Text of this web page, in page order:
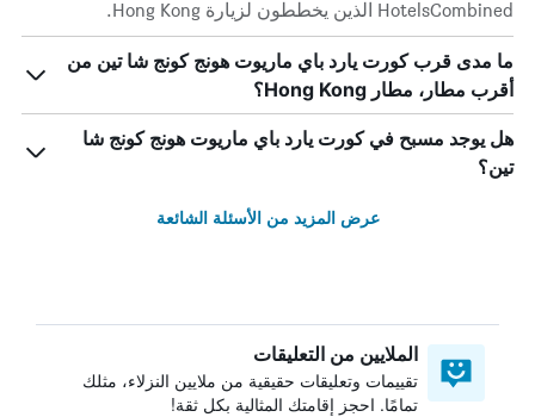
HotelsCombined الذين يخططون لزيارة Hong Kong.
ما مدى قرب كورت يارد باي ماريوت هونج كونج شا تين من
أقرب مطار، مطار Hong Kong؟
هل يوجد مسبح في كورت يارد باي ماريوت هونج كونج شا
تين؟
عرض المزيد من الأسئلة الشائعة
الملايين من التعليقات
تقييمات وتعليقات حقيقية من ملايين النزلاء، مثلك
تمامًا. احجز إقامتك المثالية بكل ثقة!